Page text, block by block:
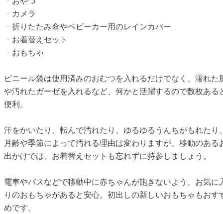
・ カメラ
・ 折りたたみ傘やベビーカー用のレインカバー
・ お着替えセット
・ おもちゃ
ビニール袋は使用済みのおむつを入れるだけでなく、濡れた
や汚れたガーゼを入れるなど、何かと活躍するので数枚ある
便利。
汗をかいたり、転んで汚れたり、ゆるゆるうんちがもれたり
月齢や季節によって汚れる理由は変わりますが、移動のある
出かけでは、お着替えセットも忘れずに持参しましょう。
電車やバスなどで移動中に赤ちゃんが飽きないよう、お気に
りのおもちゃがあると安心。初出しの新しいおもちゃもおす
めです。